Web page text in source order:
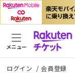
ログイン /会員登録
メニュー